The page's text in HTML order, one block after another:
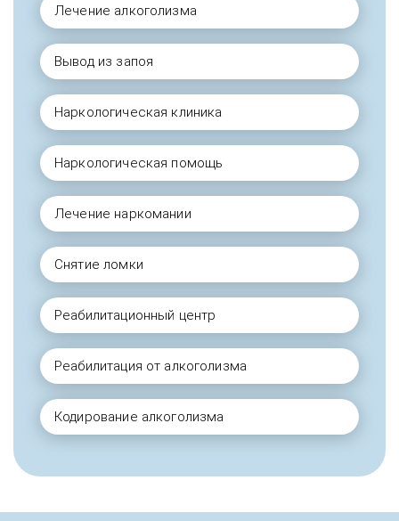
Лечение алкоголизма
Вывод из запоя
Наркологическая клиника
Наркологическая помощь
Лечение наркомании
Снятие ломки
Реабилитационный центр
Реабилитация от алкоголизма
Кодирование алкоголизма